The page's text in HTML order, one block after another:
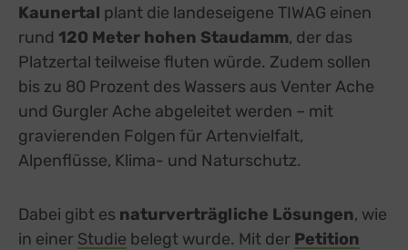
Kaunertal plant die landeseigene TIWAG einen
rund 120 Meter hohen Staudamm, der das
Platzertal teilweise fluten würde. Zudem sollen
bis zu 80 Prozent des Wassers aus Venter Ache
und Gurgler Ache abgeleitet werden – mit
gravierenden Folgen für Artenvielfalt,
Alpenflüsse, Klima- und Naturschutz.
Dabei gibt es naturverträgliche Lösungen, wie
in einer Studie belegt wurde. Mit der Petition